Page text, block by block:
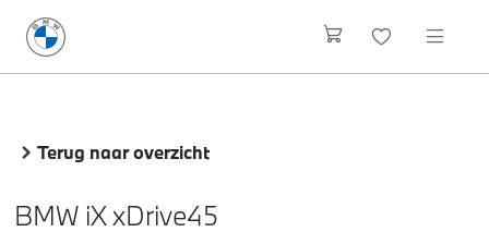
Terug naar overzicht
BMW iX xDrive45